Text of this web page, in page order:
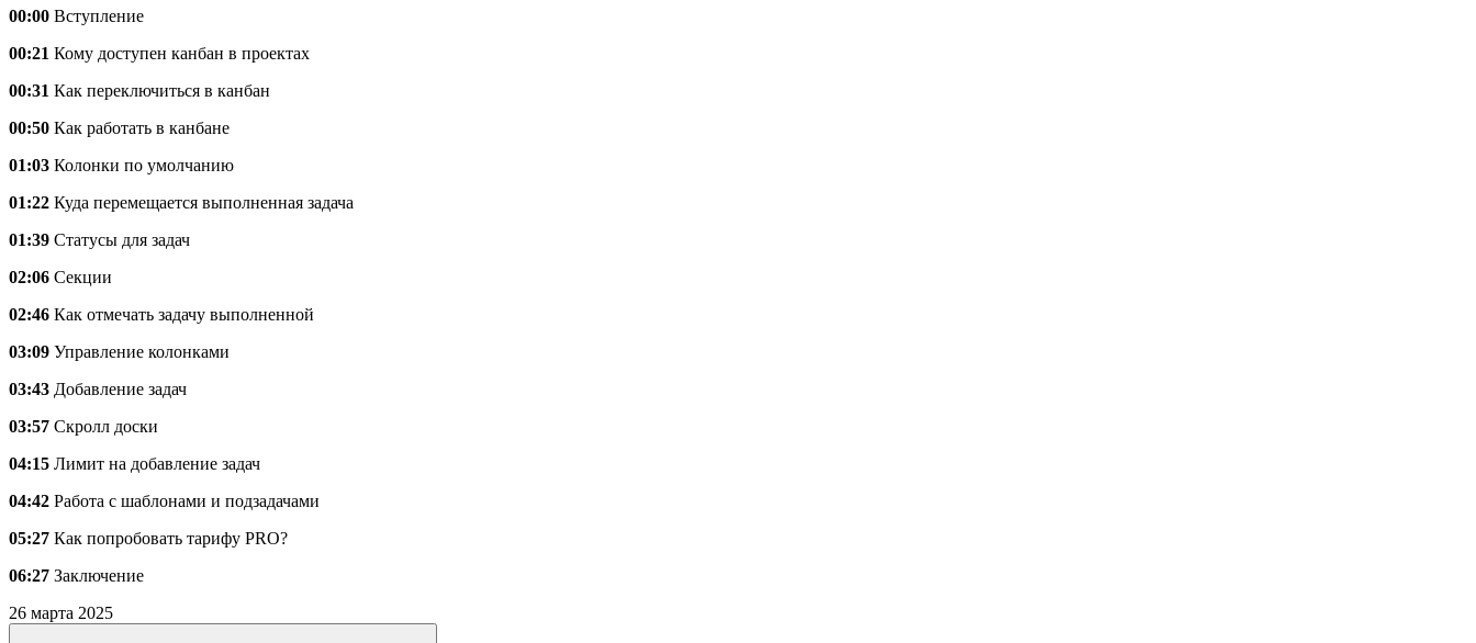
00:00 Вступление
00:21 Кому доступен канбан в проектах
00:31 Как переключиться в канбан
00:50 Как работать в канбане
01:03 Колонки по умолчанию
01:22 Куда перемещается выполненная задача
01:39 Статусы для задач
02:06 Секции
02:46 Как отмечать задачу выполненной
03:09 Управление колонками
03:43 Добавление задач
03:57 Скролл доски
04:15 Лимит на добавление задач
04:42 Работа с шаблонами и подзадачами
05:27 Как попробовать тарифу PRO?
06:27 Заключение
26 марта 2025